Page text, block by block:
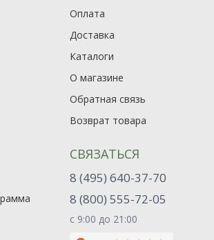
Оплата
Доставка
Каталоги
О магазине
Обратная связь
Возврат товара
СВЯЗАТЬСЯ
8 (495) 640-37-70
8 (800) 555-72-05
с 9:00 до 21:00